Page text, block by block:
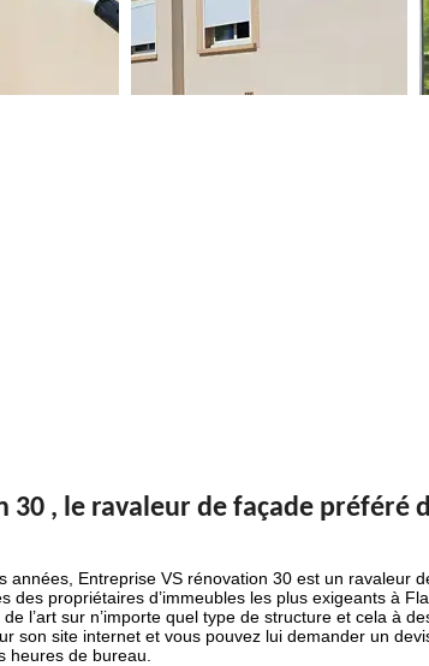
30 , le ravaleur de façade préféré
années, Entreprise VS rénovation 30 est un ravaleur
des propriétaires d’immeubles les plus exigeants à
l’art sur n’importe quel type de structure et cela à
son site internet et vous pouvez lui demander un
heures de bureau.